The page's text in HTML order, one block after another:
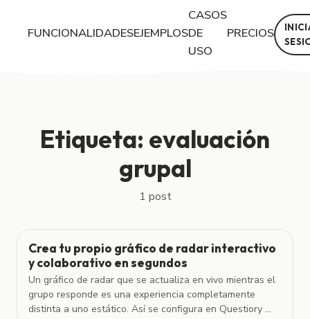
FUNCIONALIDADESEJEMPLOS
CASOS
DE
USO
PRECIOS
Etiqueta: evaluación
grupal
1 post
Crea tu propio gráfico de radar interactivo
y colaborativo en segundos
Un gráfico de radar que se actualiza en vivo mientras el
grupo responde es una experiencia completamente
distinta a uno estático. Así se configura en Questiory ...